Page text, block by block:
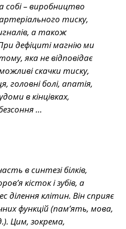
– виробництво
тиску,
а також
дефіциті магнію ми
яка не відповідає
скачки тиску,
головні болі, апатія,
в кінцівках,
…
в синтезі білків,
кісток і зубів, а
ділення клітин. Він сприяє
функцій (пам’ять, мова,
Цим, зокрема,